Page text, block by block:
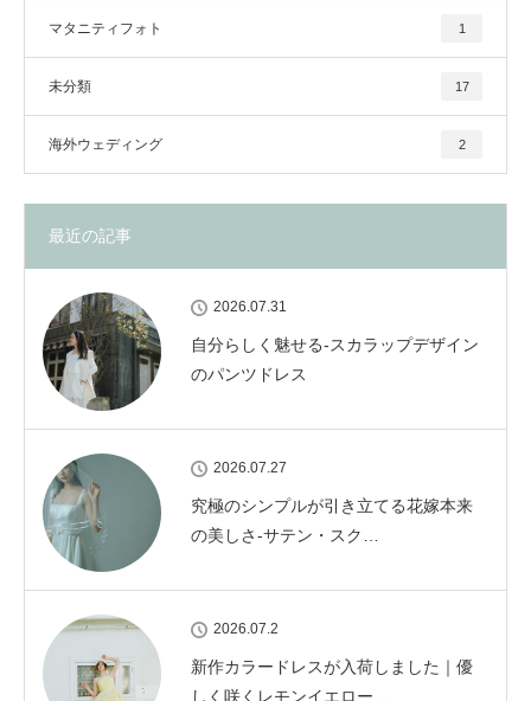
マタニティフォト 1
未分類 17
海外ウェディング 2
最近の記事
2026.07.31
自分らしく魅せる-スカラップデザイン
のパンツドレス
2026.07.27
究極のシンプルが引き立てる花嫁本来
の美しさ-サテン・スク…
2026.07.2
新作カラードレスが入荷しました｜優
しく咲くレモンイエロー…